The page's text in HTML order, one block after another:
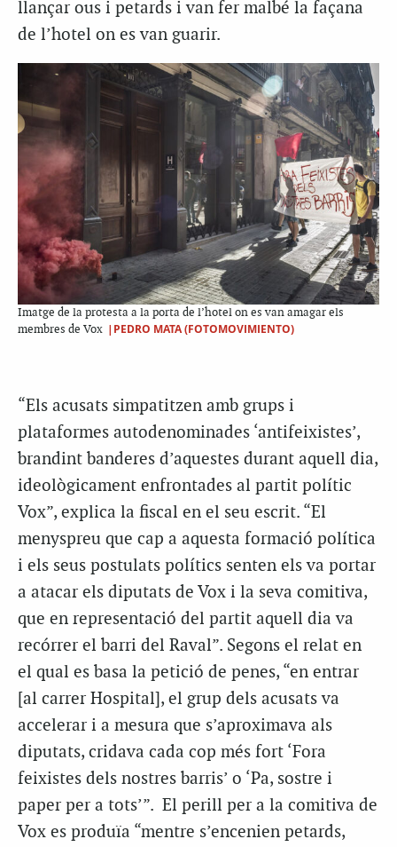
llançar ous i petards i van fer malbé la façana
de l’hotel on es van guarir.
Imatge de la protesta a la porta de l’hotel on es van amagar els
membres de Vox |PEDRO MATA (FOTOMOVIMIENTO)
“Els acusats simpatitzen amb grups i
plataformes autodenominades ‘antifeixistes’,
brandint banderes d’aquestes durant aquell dia,
ideològicament enfrontades al partit polític
Vox”, explica la fiscal en el seu escrit. “El
menyspreu que cap a aquesta formació política
i els seus postulats polítics senten els va portar
a atacar els diputats de Vox i la seva comitiva,
que en representació del partit aquell dia va
recórrer el barri del Raval”. Segons el relat en
el qual es basa la petició de penes, “en entrar
[al carrer Hospital], el grup dels acusats va
accelerar i a mesura que s’aproximava als
diputats, cridava cada cop més fort ‘Fora
feixistes dels nostres barris’ o ‘Pa, sostre i
paper per a tots’”. El perill per a la comitiva de
Vox es produïa “mentre s’encenien petards,